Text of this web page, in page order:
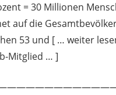
= 30 Millionen
auf die
53 und [ … weiter
Mitglied … ]